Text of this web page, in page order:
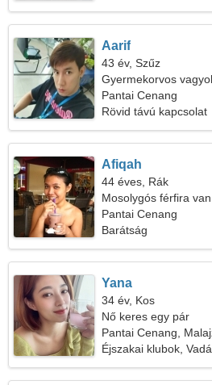
Aarif
43 év, Szűz
Gyermekorvos
érzéki nőre
Pantai Cenang
Rövid távú kapcsolat
Afiqah
44 éves, Rák
Mosolygós férfira
főzéshez
Pantai Cenang
Barátság
Yana
34 év, Kos
Nő keres egy pár
Pantai Cenang,
Éjszakai klubok,